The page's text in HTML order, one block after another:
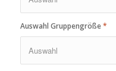
Auswahl Gruppengröße*